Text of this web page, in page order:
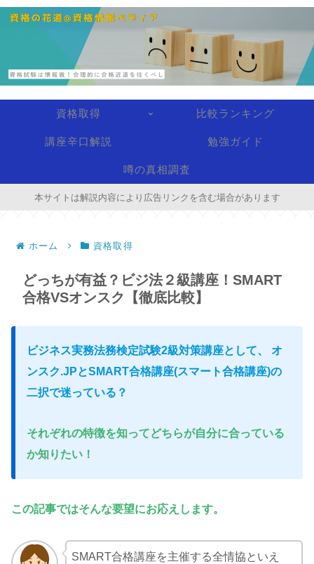
資格取得 比較ランキング
講座辛口解説 勉強ガイド
噂の真相調査
本サイトは解説内容により広告リンクを含む場合があります
ホーム 資格取得
どっちが有益？ビジ法２級講座！SMART
合格VSオンスク【徹底比較】
ビジネス実務法務検定試験2級対策講座として、 オ
ンスク.JPとSMART合格講座(スマート合格講座)の
二択で迷っている ？
それぞれの特徴を知ってどちらが自分に合っている
か知りたい ！
この記事ではそんな要望にお応えします。
SMART合格講座を主催する全情協といえ